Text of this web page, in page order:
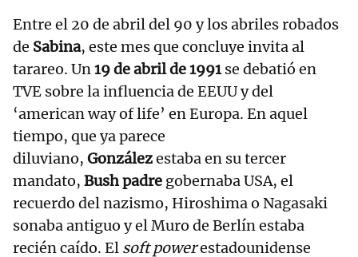
Entre el 20 de abril del 90 y los abriles robados
de Sabina, este mes que concluye invita al
tarareo. Un19 de abril de 1991se debatió en
TVE sobre la influencia de EEUU y del
‘american way of life’ en Europa. En aquel
tiempo, que ya parece
diluviano, Gonzálezestaba en su tercer
mandato, Bush padre gobernaba USA, el
recuerdo del nazismo, Hiroshima o Nagasaki
sonaba antiguo y el Muro de Berlín estaba
recién caído. El soft powerestadounidense